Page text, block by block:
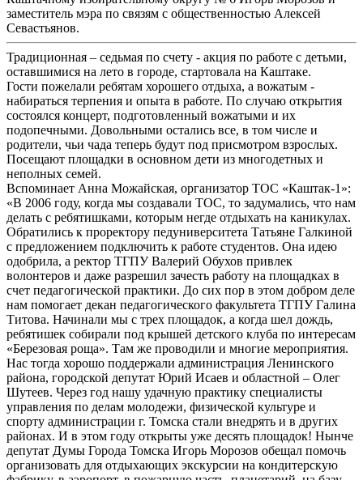
заместитель мэра по связям с общественностью Алексей
Севастьянов.
Традиционная – седьмая по счету - акция по работе с детьми,
оставшимися на лето в городе, стартовала на Каштаке.
Гости пожелали ребятам хорошего отдыха, а вожатым -
набираться терпения и опыта в работе. По случаю открытия
состоялся концерт, подготовленный вожатыми и их
подопечными. Довольными остались все, в том числе и
родители, чьи чада теперь будут под присмотром взрослых.
Посещают площадки в основном дети из многодетных и
неполных семей.
Вспоминает Анна Можайская, организатор ТОС «Каштак-1»:
«В 2006 году, когда мы создавали ТОС, то задумались, что нам
делать с ребятишками, которым негде отдыхать на каникулах.
Обратились к проректору педуниверситета Татьяне Галкиной
с предложением подключить к работе студентов. Она идею
одобрила, а ректор ТГПУ Валерий Обухов привлек
волонтеров и даже разрешил зачесть работу на площадках в
счет педагогической практики. До сих пор в этом добром деле
нам помогает декан педагогического факультета ТГПУ Галина
Титова. Начинали мы с трех площадок, а когда шел дождь,
ребятишек собирали под крышей детского клуба по интересам
«Березовая роща». Там же проводили и многие мероприятия.
Нас тогда хорошо поддержали администрация Ленинского
района, городской депутат Юрий Исаев и областной – Олег
Шутеев. Через год нашу удачную практику специалисты
управления по делам молодежи, физической культуре и
спорту администрации г. Томска стали внедрять и в других
районах. И в этом году открыты уже десять площадок! Нынче
депутат Думы Города Томска Игорь Морозов обещал помочь
организовать для отдыхающих экскурсии на кондитерскую